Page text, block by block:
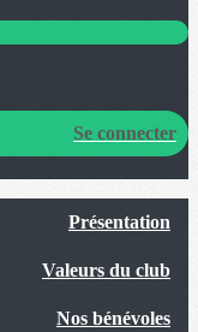
Se connecter
Présentation
Valeurs du club
Nos bénévoles